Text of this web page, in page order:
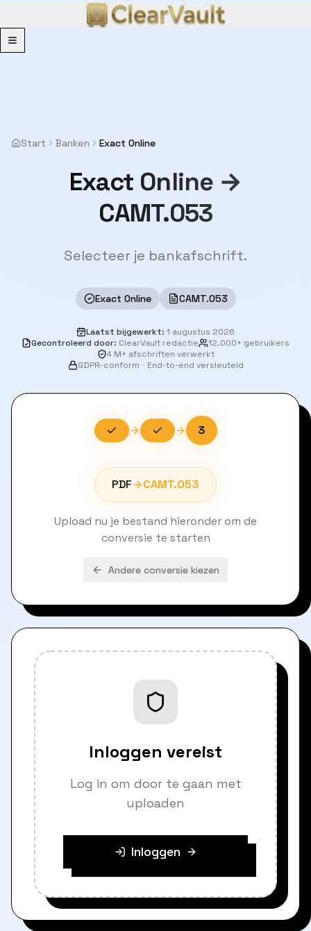
Menu
Start Banken Exact Online
Exact Online →
CAMT.053
Selecteer je bankafschrift.
Exact Online CAMT.053
Laatst bijgewerkt: 1 augustus 2026
Gecontroleerd door: ClearVault redactie
12.000+ gebruikers
4 M+ afschriften verwerkt
GDPR-conform · End-to-end versleuteld
3
PDF CAMT.053
Upload nu je bestand hieronder om de
conversie te starten
Andere conversie kiezen
Inloggen vereist
Log in om door te gaan met
uploaden
Inloggen